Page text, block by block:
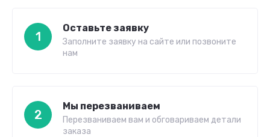
1
Оставьте заявку
Заполните заявку на сайте или позвоните
нам
2
Мы перезваниваем
Перезваниваем вам и обговариваем детали
заказа